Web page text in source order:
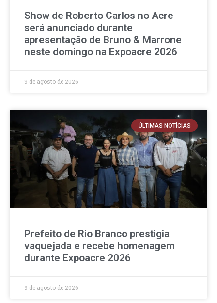
Show de Roberto Carlos no Acre
será anunciado durante
apresentação de Bruno & Marrone
neste domingo na Expoacre 2026
9 de agosto de 2026
ÚLTIMAS NOTÍCIAS
Prefeito de Rio Branco prestigia
vaquejada e recebe homenagem
durante Expoacre 2026
9 de agosto de 2026